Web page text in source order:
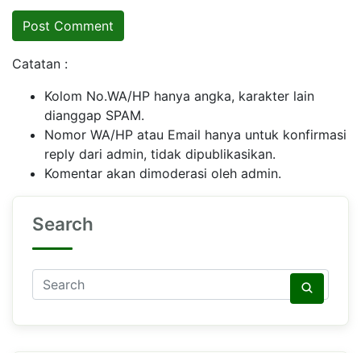
Catatan :
Kolom No.WA/HP hanya angka, karakter lain
dianggap SPAM.
Nomor WA/HP atau Email hanya untuk konfirmasi
reply dari admin, tidak dipublikasikan.
Komentar akan dimoderasi oleh admin.
Search